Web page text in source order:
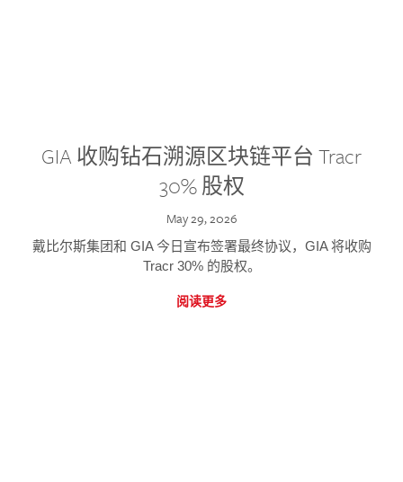
GIA 收购钻石溯源区块链平台 Tracr
30% 股权
May 29, 2026
戴比尔斯集团和 GIA 今日宣布签署最终协议，GIA 将收购
Tracr 30% 的股权。
阅读更多